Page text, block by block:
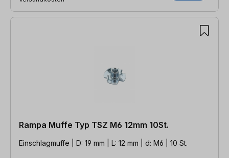
Rampa Muffe Typ TSZ M6 12mm 10St.
Einschlagmuffe | D: 19 mm | L: 12 mm | d: M6 | 10 St.